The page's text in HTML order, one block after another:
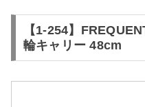
【1-254】
輪キャリー 48cm